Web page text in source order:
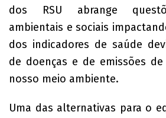
dos RSU abrange
ambientais e sociais
dos indicadores de saúde
de doenças e de emissões
nosso meio ambiente.
Uma das alternativas para o